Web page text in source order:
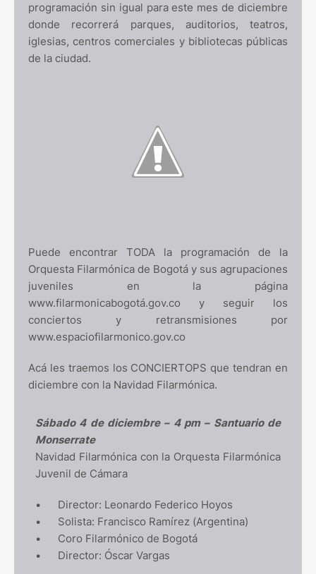
programación sin igual para este mes de diciembre
donde recorrerá parques, auditorios, teatros,
iglesias, centros comerciales y bibliotecas públicas
de la ciudad.
Puede encontrar TODA la programación de la
Orquesta Filarmónica de Bogotá y sus agrupaciones
juveniles en la página
www.filarmonicabogotá.gov.co y seguir los
conciertos y retransmisiones por
www.espaciofilarmonico.gov.co
Acá les traemos los CONCIERTOPS que tendran en
diciembre con la Navidad Filarmónica.
Sábado 4 de diciembre – 4 pm – Santuario de
Monserrate
Navidad Filarmónica con la Orquesta Filarmónica
Juvenil de Cámara
•
Director: Leonardo Federico Hoyos
•
Solista: Francisco Ramírez (Argentina)
•
Coro Filarmónico de Bogotá
•
Director: Óscar Vargas